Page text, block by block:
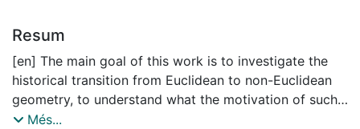
Resum
[en] The main goal of this work is to investigate the
historical transition from Euclidean to non-Euclidean
geometry, to understand what the motivation of such
a transition was and to understand to the best of my
Més...